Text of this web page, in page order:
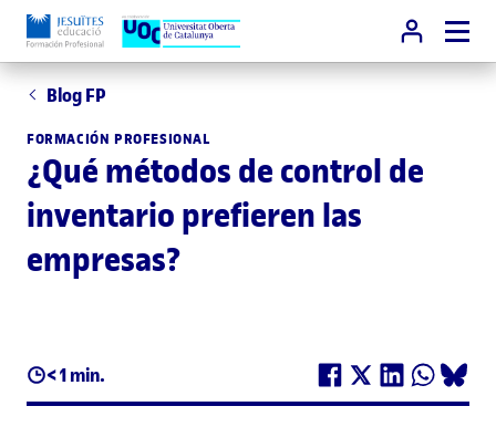
Blog FP
FORMACIÓN PROFESIONAL
¿Qué métodos de control de
inventario prefieren las
empresas?
< 1 min.